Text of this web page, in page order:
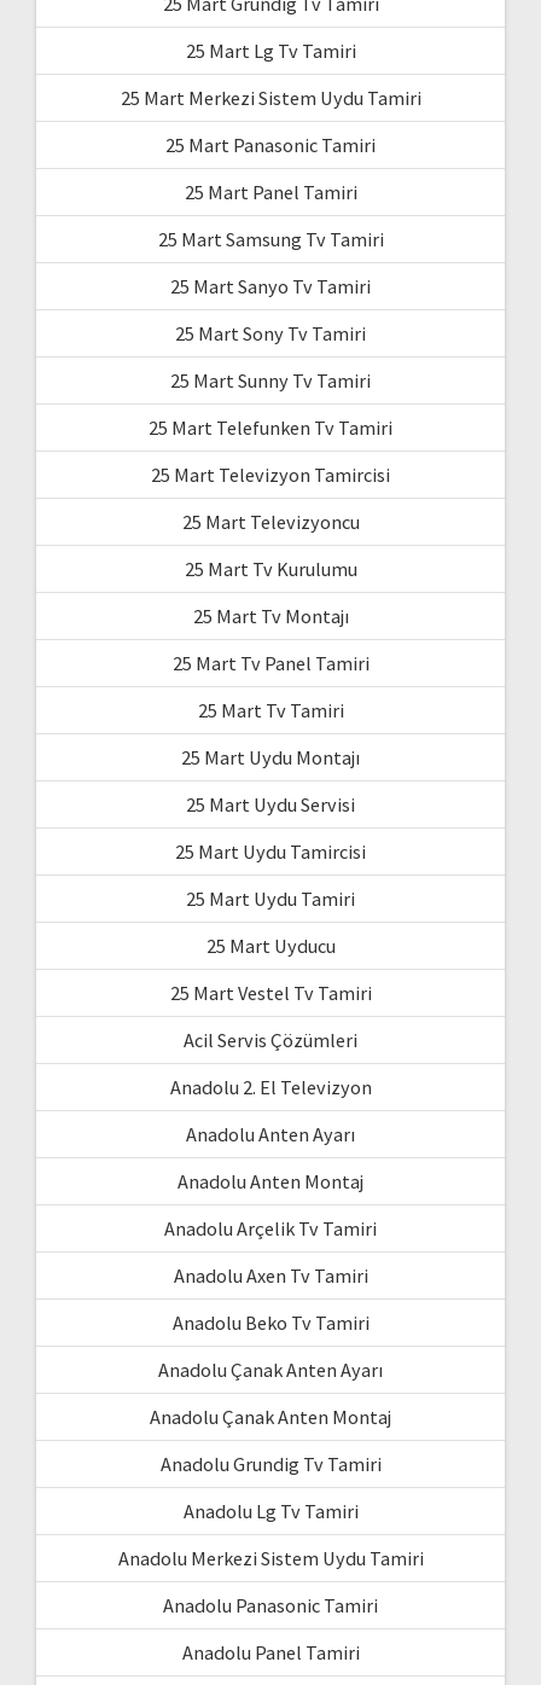
25 Mart Lg Tv Tamiri
25 Mart Merkezi Sistem Uydu Tamiri
25 Mart Panasonic Tamiri
25 Mart Panel Tamiri
25 Mart Samsung Tv Tamiri
25 Mart Sanyo Tv Tamiri
25 Mart Sony Tv Tamiri
25 Mart Sunny Tv Tamiri
25 Mart Telefunken Tv Tamiri
25 Mart Televizyon Tamircisi
25 Mart Televizyoncu
25 Mart Tv Kurulumu
25 Mart Tv Montajı
25 Mart Tv Panel Tamiri
25 Mart Tv Tamiri
25 Mart Uydu Montajı
25 Mart Uydu Servisi
25 Mart Uydu Tamircisi
25 Mart Uydu Tamiri
25 Mart Uyducu
25 Mart Vestel Tv Tamiri
Acil Servis Çözümleri
Anadolu 2. El Televizyon
Anadolu Anten Ayarı
Anadolu Anten Montaj
Anadolu Arçelik Tv Tamiri
Anadolu Axen Tv Tamiri
Anadolu Beko Tv Tamiri
Anadolu Çanak Anten Ayarı
Anadolu Çanak Anten Montaj
Anadolu Grundig Tv Tamiri
Anadolu Lg Tv Tamiri
Anadolu Merkezi Sistem Uydu Tamiri
Anadolu Panasonic Tamiri
Anadolu Panel Tamiri